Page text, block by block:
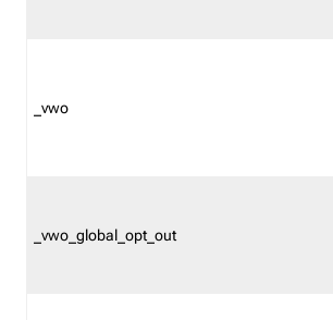
_vwo
_vwo_global_opt_out